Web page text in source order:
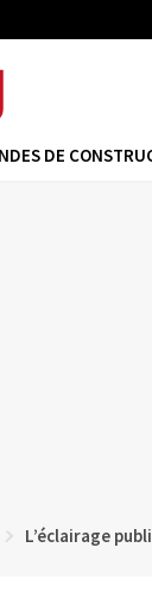
DE
L’éclairage